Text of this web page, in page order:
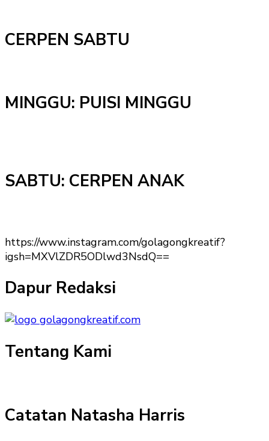
CERPEN SABTU
MINGGU: PUISI MINGGU
SABTU: CERPEN ANAK
https://www.instagram.com/golagongkreatif?
igsh=MXVlZDR5ODlwd3NsdQ==
Dapur Redaksi
Tentang Kami
Catatan Natasha Harris